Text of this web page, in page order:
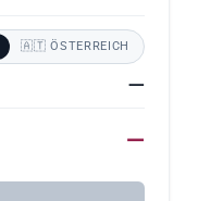
🇦🇹 ÖSTERREICH
—
—